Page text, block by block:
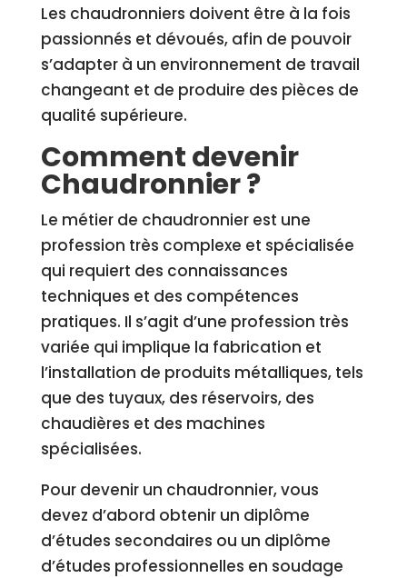
Les chaudronniers doivent être à la fois
passionnés et dévoués, afin de pouvoir
s’adapter à un environnement de travail
changeant et de produire des pièces de
qualité supérieure.
Comment devenir
Chaudronnier ?
Le métier de chaudronnier est une
profession très complexe et spécialisée
qui requiert des connaissances
techniques et des compétences
pratiques. Il s’agit d’une profession très
variée qui implique la fabrication et
l’installation de produits métalliques, tels
que des tuyaux, des réservoirs, des
chaudières et des machines
spécialisées.
Pour devenir un chaudronnier, vous
devez d’abord obtenir un diplôme
d’études secondaires ou un diplôme
d’études professionnelles en soudage